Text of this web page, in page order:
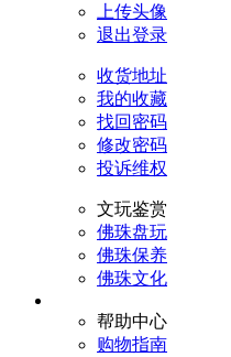
上传头像
退出登录
收货地址
我的收藏
找回密码
修改密码
投诉维权
文玩鉴赏
佛珠盘玩
佛珠保养
佛珠文化
帮助中心
购物指南